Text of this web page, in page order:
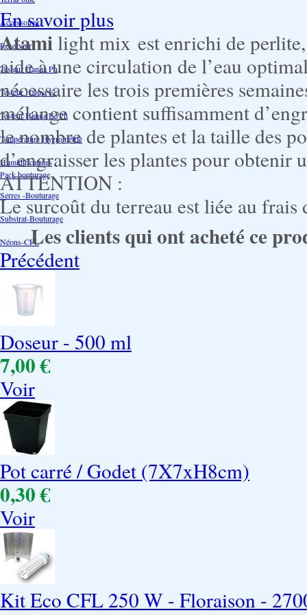
Accessoires
Reservoir
Testeur Hanna Ph
Testeur Hanna Ec
Testeur Hanna Ec/Ph
Température Hygrométrie
Humidificateurs
Pack bouturage
Serres -Bouturage
Substrat-Bouturage
Néons-CFL
En savoir plus
Atamilight mix est enrichi de perlite,
aide à une circulation de l’eau
nécessaire les trois premières
mélange contient suffisamment
le nombre de plantes et la taille des
d’engraisser les plantes pour obtenir
ATTENTION :
Le surcoût du terreau est liée au frais
Les clients qui ont acheté ce
Précédent
Doseur - 500 ml
7,00 €
Voir
Pot carré / Godet (7X7xH8cm)
0,30 €
Voir
Kit Eco CFL 250 W - Floraison -